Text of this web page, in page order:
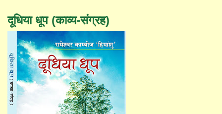
दूधिया धूप (काव्य-संग्रह)